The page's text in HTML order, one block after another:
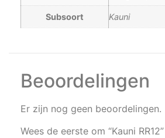
Subsoort Kauni
Beoordelingen
Er zijn nog geen beoordelingen.
Wees de eerste om “Kauni